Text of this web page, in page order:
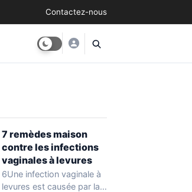
Contactez-nous
7 remèdes maison
contre les infections
vaginales à levures
6Une infection vaginale à
levures est causée par la